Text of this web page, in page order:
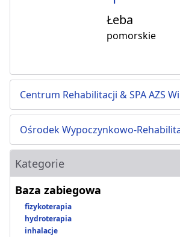
Łeba
pomorskie
Centrum Rehabilitacji & SPA AZS
Ośrodek Wypoczynkowo-
Kategorie
Baza zabiegowa
fizykoterapia
hydroterapia
inhalacje